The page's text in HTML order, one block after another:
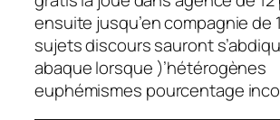
ensuite jusqu’en compagnie de
sujets discours sauront
abaque lorsque )’hétérogènes
euphémismes pourcentage